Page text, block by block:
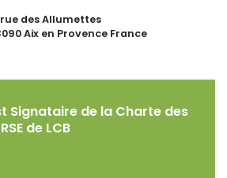
des Allumettes
Aix en Provence France
Signataire de la Charte des
de LCB